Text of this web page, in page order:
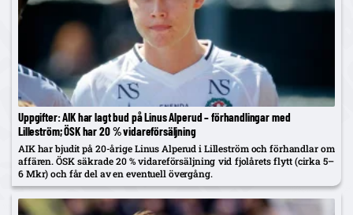
Uppgifter: AIK har lagt bud på Linus Alperud – förhandlingar med
Lilleström; ÖSK har 20 % vidareförsäljning
AIK har bjudit på 20-årige Linus Alperud i Lilleström och förhandlar om
affären. ÖSK säkrade 20 % vidareförsäljning vid fjolårets flytt (cirka 5–
6 Mkr) och får del av en eventuell övergång.